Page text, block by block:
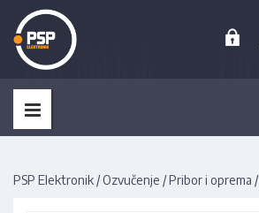
PSP Elektronik /Ozvučenje /Pribor i oprema /